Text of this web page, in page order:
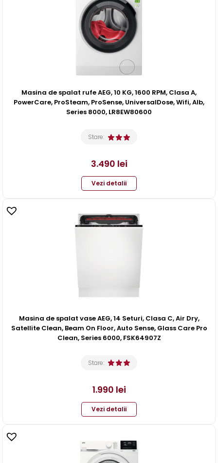
Masina de spalat rufe AEG, 10 KG, 1600 RPM, Clasa A,
PowerCare, ProSteam, ProSense, UniversalDose, Wifi, Alb,
Series 8000, LR8EW80600
Stare:
3.490 lei
Vezi detalii
Masina de spalat vase AEG, 14 Seturi, Clasa C, Air Dry,
Satellite Clean, Beam On Floor, Auto Sense, Glass Care Pro
Clean, Series 6000, FSK64907Z
Stare:
1.990 lei
Vezi detalii